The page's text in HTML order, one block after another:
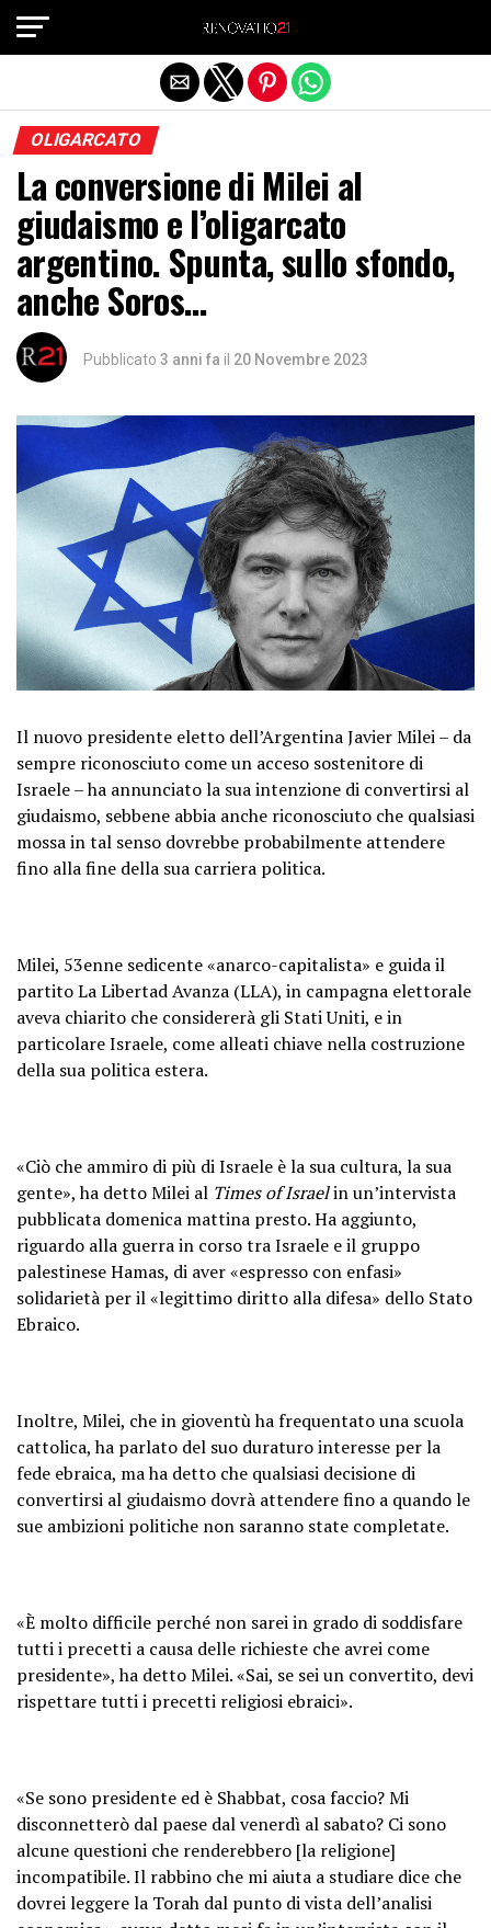
OLIGARCATO
La conversione di Milei al
giudaismo e l’oligarcato
argentino. Spunta, sullo sfondo,
anche Soros…
Pubblicato 3 anni fa il 20 Novembre 2023
Il nuovo presidente eletto dell’Argentina Javier Milei – da
sempre riconosciuto come un acceso sostenitore di
Israele – ha annunciato la sua intenzione di convertirsi al
giudaismo, sebbene abbia anche riconosciuto che qualsiasi
mossa in tal senso dovrebbe probabilmente attendere
fino alla fine della sua carriera politica.
Milei, 53enne sedicente «anarco-capitalista» e guida il
partito La Libertad Avanza (LLA), in campagna elettorale
aveva chiarito che considererà gli Stati Uniti, e in
particolare Israele, come alleati chiave nella costruzione
della sua politica estera.
«Ciò che ammiro di più di Israele è la sua cultura, la sua
gente», ha detto Milei al Times of Israelin un’intervista
pubblicata domenica mattina presto. Ha aggiunto,
riguardo alla guerra in corso tra Israele e il gruppo
palestinese Hamas, di aver «espresso con enfasi»
solidarietà per il «legittimo diritto alla difesa» dello Stato
Ebraico.
Inoltre, Milei, che in gioventù ha frequentato una scuola
cattolica, ha parlato del suo duraturo interesse per la
fede ebraica, ma ha detto che qualsiasi decisione di
convertirsi al giudaismo dovrà attendere fino a quando le
sue ambizioni politiche non saranno state completate.
«È molto difficile perché non sarei in grado di soddisfare
tutti i precetti a causa delle richieste che avrei come
presidente», ha detto Milei. «Sai, se sei un convertito, devi
rispettare tutti i precetti religiosi ebraici».
«Se sono presidente ed è Shabbat, cosa faccio? Mi
disconnetterò dal paese dal venerdì al sabato? Ci sono
alcune questioni che renderebbero [la religione]
incompatibile. Il rabbino che mi aiuta a studiare dice che
dovrei leggere la Torah dal punto di vista dell’analisi
Exit mobile version